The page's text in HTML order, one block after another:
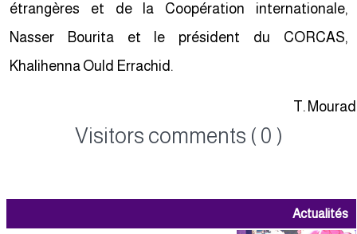
étrangères et de la Coopération internationale,
Nasser Bourita et le président du CORCAS,
Khalihenna Ould Errachid.
T.
Visitors comments ( 0 )
Actualités